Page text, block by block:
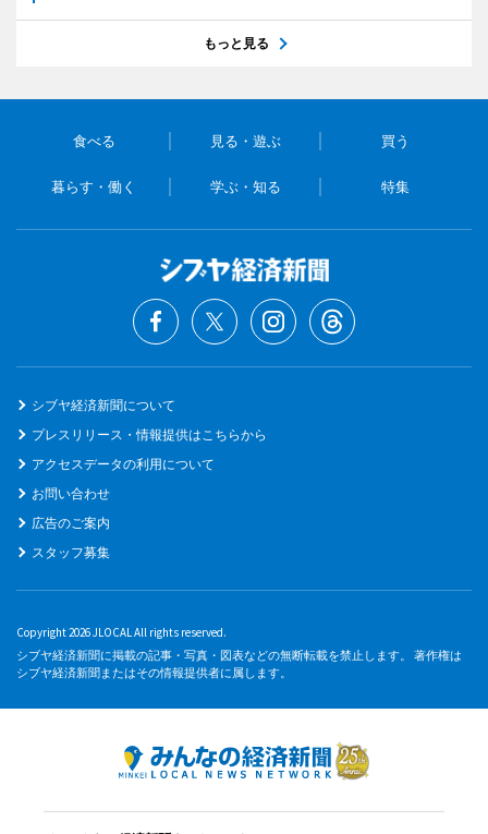
もっと見る
食べる 見る・遊ぶ 買う
暮らす・働く 学ぶ・知る 特集
シブヤ経済新聞について
プレスリリース・情報提供はこちらから
アクセスデータの利用について
お問い合わせ
広告のご案内
スタッフ募集
Copyright 2026 JLOCAL All rights reserved.
シブヤ経済新聞に掲載の記事・写真・図表などの無断転載を禁止します。 著作権は
シブヤ経済新聞またはその情報提供者に属します。